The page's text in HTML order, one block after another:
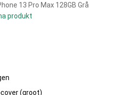
13 Pro Max 128GB Grå
produkt
(groot)